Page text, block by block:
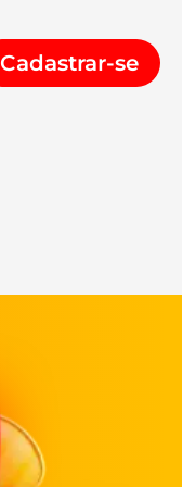
Cadastrar-se